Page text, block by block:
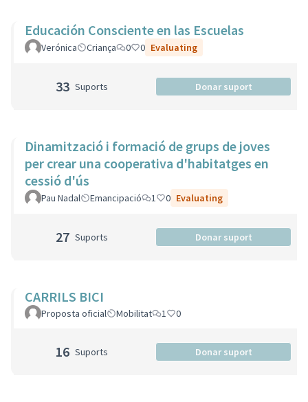
Educación Consciente en las Escuelas
Verónica Criança 0 0 Evaluating
33 Suports Donar suport
Dinamització i formació de grups de joves
per crear una cooperativa d'habitatges en
cessió d'ús
Pau Nadal Emancipació 1 0 Evaluating
27 Suports Donar suport
CARRILS BICI
Proposta oficial Mobilitat 1 0
16 Suports Donar suport